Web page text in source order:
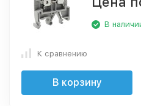
В
К сравнению
В корзину